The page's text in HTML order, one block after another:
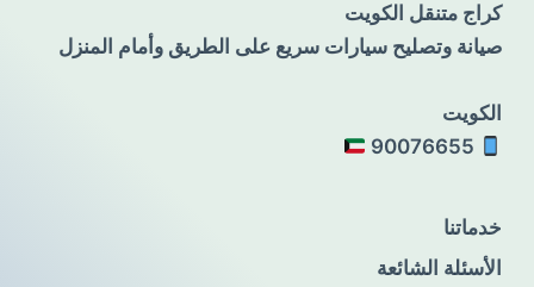
كراج متنقل الكويت
صيانة وتصليح سيارات سريع على الطريق وأمام المنزل
الكويت
خدماتنا
الأسئلة الشائعة